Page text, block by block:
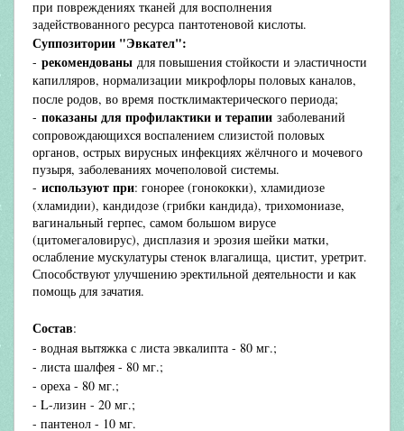
при повреждениях тканей для восполнения
задействованного ресурса пантотеновой кислоты.
Суппозитории "Эвкател":
- рекомендованы для повышения стойкости и эластичности
капилляров, нормализации микрофлоры половых каналов,
после родов, во время постклимактерического периода;
- показаны для профилактики и терапии заболеваний
сопровождающихся воспалением слизистой половых
органов, острых вирусных инфекциях жёлчного и мочевого
пузыря, заболеваниях мочеполовой системы.
- используют при: гонорее (гонококки), хламидиозе
(хламидии), кандидозе (грибки кандида), трихомониазе,
вагинальный герпес, самом большом вирусе
(цитомегаловирус), дисплазия и эрозия шейки матки,
ослабление мускулатуры стенок влагалища, цистит, уретрит.
Способствуют улучшению эректильной деятельности и как
помощь для зачатия.
Состав:
- водная вытяжка с листа эвкалипта - 80 мг.;
- листа шалфея - 80 мг.;
- ореха - 80 мг.;
- L-лизин - 20 мг.;
- пантенол - 10 мг.